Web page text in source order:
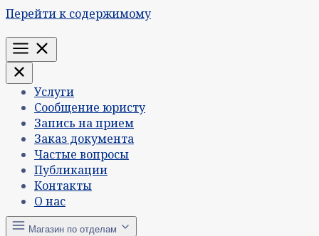
Перейти к содержимому
Меню
Услуги
Сообщение юристу
Запись на прием
Заказ документа
Частые вопросы
Публикации
Контакты
О нас
Магазин по отделам